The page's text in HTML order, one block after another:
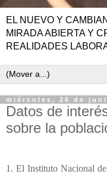
EL NUEVO Y
MIRADA ABIERTA Y
REALIDADES
miércoles, 26 de
Datos de
sobre la
1. El Instituto Nacional